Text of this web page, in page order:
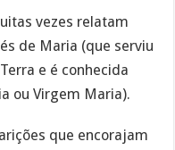
vezes relatam
de Maria (que serviu
e é conhecida
ou Virgem Maria).
que encorajam